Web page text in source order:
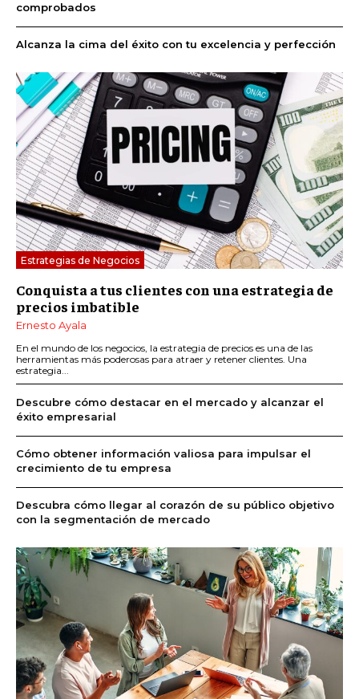
comprobados
Alcanza la cima del éxito con tu excelencia y perfección
Estrategias de Negocios
Conquista a tus clientes con una estrategia de
precios imbatible
Ernesto Ayala
En el mundo de los negocios, la estrategia de precios es una de las
herramientas más poderosas para atraer y retener clientes. Una
estrategia...
Descubre cómo destacar en el mercado y alcanzar el
éxito empresarial
Cómo obtener información valiosa para impulsar el
crecimiento de tu empresa
Descubra cómo llegar al corazón de su público objetivo
con la segmentación de mercado